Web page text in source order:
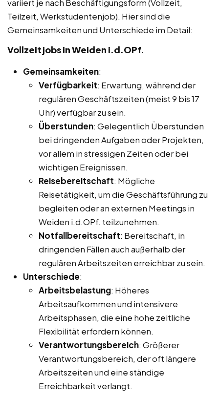
variiert je nach Beschäftigungsform (Vollzeit,
Teilzeit, Werkstudentenjob). Hier sind die
Gemeinsamkeiten und Unterschiede im Detail:
Vollzeitjobs in Weiden i.d.OPf.
Gemeinsamkeiten:
Verfügbarkeit: Erwartung, während der
regulären Geschäftszeiten (meist 9 bis 17
Uhr) verfügbar zu sein.
Überstunden: Gelegentlich Überstunden
bei dringenden Aufgaben oder Projekten,
vor allem in stressigen Zeiten oder bei
wichtigen Ereignissen.
Reisebereitschaft: Mögliche
Reisetätigkeit, um die Geschäftsführung zu
begleiten oder an externen Meetings in
Weiden i.d.OPf. teilzunehmen.
Notfallbereitschaft: Bereitschaft, in
dringenden Fällen auch außerhalb der
regulären Arbeitszeiten erreichbar zu sein.
Unterschiede:
Arbeitsbelastung: Höheres
Arbeitsaufkommen und intensivere
Arbeitsphasen, die eine hohe zeitliche
Flexibilität erfordern können.
Verantwortungsbereich: Größerer
Verantwortungsbereich, der oft längere
Arbeitszeiten und eine ständige
Erreichbarkeit verlangt.